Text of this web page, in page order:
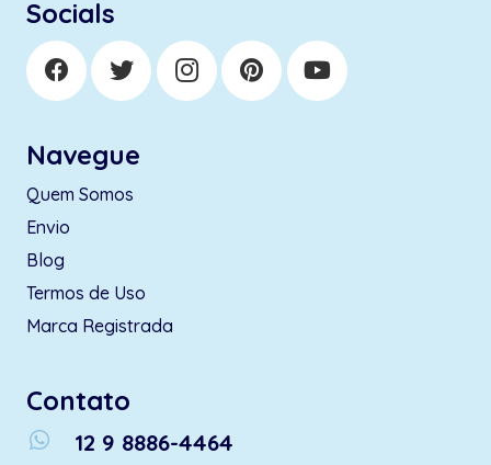
Socials
Navegue
Quem Somos
Envio
Blog
Termos de Uso
Marca Registrada
Contato
whatsapp
12 9 8886-4464